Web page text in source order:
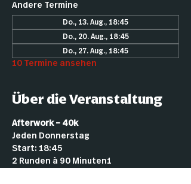
Andere Termine
Do., 13. Aug., 18:45
Do., 20. Aug., 18:45
Do., 27. Aug., 18:45
10 Termine ansehen
Über die Veranstaltung
Afterwork – 40k
Jeden Donnerstag
Start: 18:45
2 Runden à 90 Minuten1